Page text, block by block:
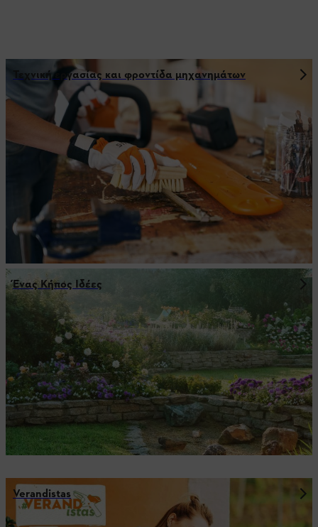
Τεχνική εργασίας και φροντίδα μηχανημάτων
Ένας Κήπος Ιδέες
Verandistas